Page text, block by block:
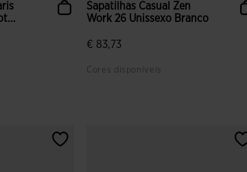
Sapatilhas Casual Zen
Work 26 Unissexo Branco
€ 83,73
Cores disponíveis